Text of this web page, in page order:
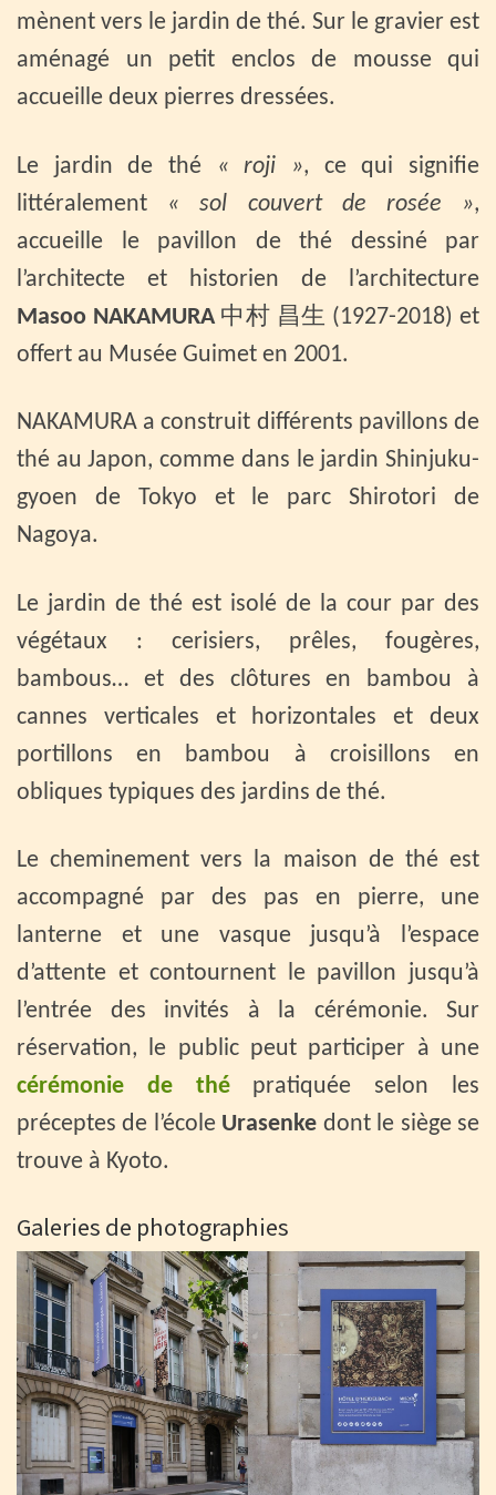
mènent vers le jardin de thé. Sur le gravier est
aménagé un petit enclos de mousse qui
accueille deux pierres dressées.
Le jardin de thé « roji », ce qui signifie
littéralement « sol couvert de rosée »,
accueille le pavillon de thé dessiné par
l’architecte et historien de l’architecture
Masoo NAKAMURA中村 昌生 (1927-2018) et
offert au Musée Guimet en 2001.
NAKAMURA a construit différents pavillons de
thé au Japon, comme dans le jardin Shinjuku-
gyoen de Tokyo et le parc Shirotori de
Nagoya.
Le jardin de thé est isolé de la cour par des
végétaux : cerisiers, prêles, fougères,
bambous… et des clôtures en bambou à
cannes verticales et horizontales et deux
portillons en bambou à croisillons en
obliques typiques des jardins de thé.
Le cheminement vers la maison de thé est
accompagné par des pas en pierre, une
lanterne et une vasque jusqu’à l’espace
d’attente et contournent le pavillon jusqu’à
l’entrée des invités à la cérémonie. Sur
réservation, le public peut participer à une
cérémonie de thépratiquée selon les
préceptes de l’école Urasenke dont le siège se
trouve à Kyoto.
Galeries de photographies